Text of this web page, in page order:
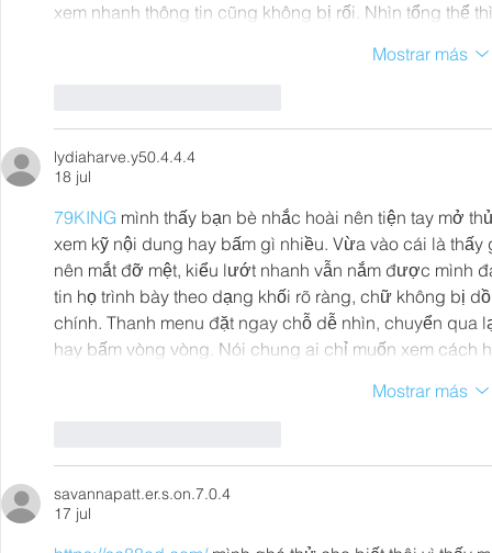
xem nhanh thông tin cũng không bị rối. Nhìn tổng thể
Mostrar más
lydiaharve.y50.4.4.4
18 jul
79KING mình thấy bạn bè nhắc hoài nên tiện tay mở
xem kỹ nội dung hay bấm gì nhiều. Vừa vào cái là
nên mắt đỡ mệt, kiểu lướt nhanh vẫn nắm được mình
tin họ trình bày theo dạng khối rõ ràng, chữ không bị
chính. Thanh menu đặt ngay chỗ dễ nhìn, chuyển
hay bấm vòng vòng. Nói chung ai chỉ muốn xem cách
Mostrar más
savannapatt.er.s.on.7.0.4
17 jul